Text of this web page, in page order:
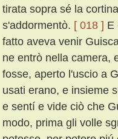
tirata sopra sé la
s'addormentò. [ 018 ] E
fatto aveva venir
ne entrò nella camera,
fosse, aperto l'uscio a
usati erano, e insieme
e sentí e vide ciò che
modo, prima gli volle